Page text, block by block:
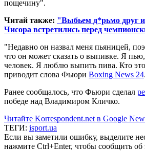
пощечину".
Читай также: "Выбьем д*рьмо друг
Чисора встретились перед
"Недавно он назвал меня пьяницей,
что он может сказать о выпивке. Я
человек. Я люблю выпить пива. Кто
приводит слова Фьюри Boxing News 24.
Ранее сообщалось, что Фьюри сделал
победе над Владимиром Кличко.
Читайте Korrespondent.net в Google
ТЕГИ: isport.ua
Если вы заметили ошибку, выделите
нажмите Ctrl+Enter, чтобы сообщить об